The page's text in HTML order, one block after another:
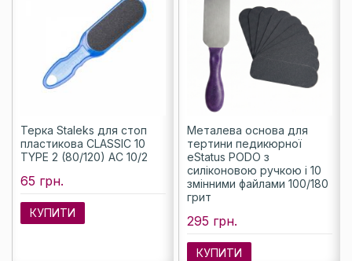
Терка Staleks для стоп
пластикова CLASSIC 10
TYPE 2 (80/120) AC 10/2
65 грн.
КУПИТИ
Металева основа для
тертини педикюрної
eStatus PODO з
силіконовою ручкою і 10
змінними файлами 100/180
грит
295 грн.
КУПИТИ